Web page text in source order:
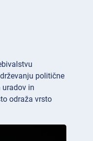
politične
uradov in
odraža vrsto